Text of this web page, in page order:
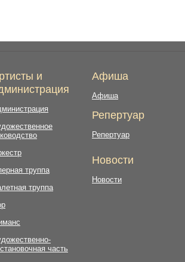
и
труппа
труппа
часть
Афиша
Афиша
Репертуар
Репертуар
Новости
Новости